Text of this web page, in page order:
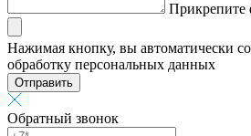
Прикрепите
Нажимая кнопку, вы автоматически
обработку персональных данных
Отправить
Обратный звонок